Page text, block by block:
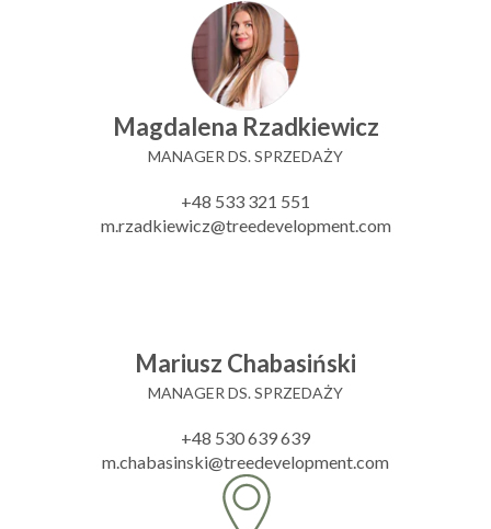
Magdalena Rzadkiewicz
MANAGER DS. SPRZEDAŻY
+48 533 321 551
m.rzadkiewicz@treedevelopment.com
Mariusz Chabasiński
MANAGER DS. SPRZEDAŻY
+48 530 639 639
m.chabasinski@treedevelopment.com